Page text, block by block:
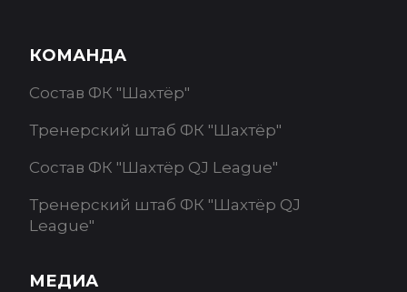
КОМАНДА
Состав ФК "Шахтёр"
Тренерский штаб ФК "Шахтёр"
Состав ФК "Шахтёр QJ League"
Тренерский штаб ФК "Шахтёр QJ
League"
МЕДИА